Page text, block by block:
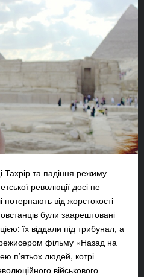
Тахрір та падіння режиму
революції досі не
від жорстокості
були заарештовані
їх віддали під трибунал, а
фільму «Назад на
п’ятьох людей, котрі
військового